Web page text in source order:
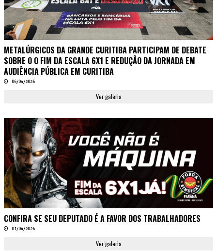
METALÚRGICOS DA GRANDE CURITIBA PARTICIPAM DE DEBATE
SOBRE O O FIM DA ESCALA 6X1 E REDUÇÃO DA JORNADA EM
AUDIÊNCIA PÚBLICA EM CURITIBA
06/04/2026
Ver galeria
CONFIRA SE SEU DEPUTADO É A FAVOR DOS TRABALHADORES
01/04/2026
Ver galeria